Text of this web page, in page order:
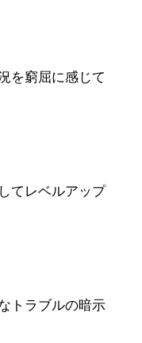
を窮屈に感じて
てレベルアップ
トラブルの暗示